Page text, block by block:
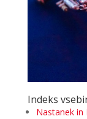
Indeks
Nastanek in